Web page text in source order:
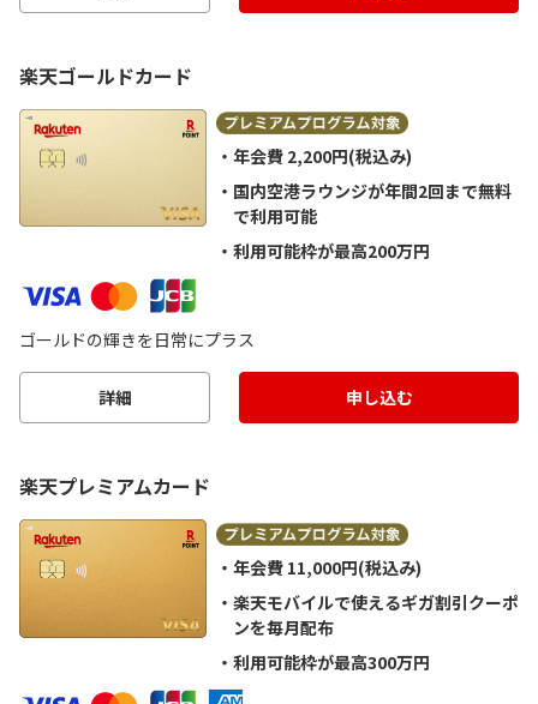
楽天ゴールドカード
年会費 2,200円(税込み)
国内空港ラウンジが年間2回まで無料
で利用可能
利用可能枠が最高200万円
ゴールドの輝きを日常にプラス
詳細 申し込む
楽天プレミアムカード
年会費 11,000円(税込み)
楽天モバイルで使えるギガ割引クーポ
ンを毎月配布
利用可能枠が最高300万円